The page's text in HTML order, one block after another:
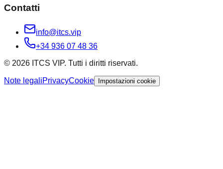
Contatti
info@itcs.vip
+34 936 07 48 36
© 2026 ITCS VIP. Tutti i diritti riservati.
Note legaliPrivacyCookie Impostazioni cookie